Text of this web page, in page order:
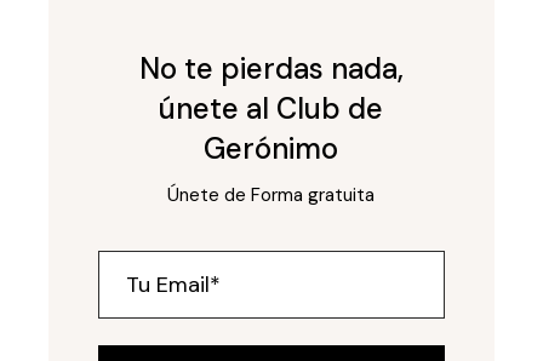
No te pierdas nada,
únete al Club de
Gerónimo
Únete de Forma gratuita